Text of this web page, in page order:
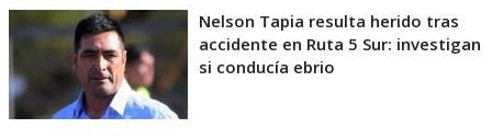
Nelson Tapia resulta herido tras
accidente en Ruta 5 Sur: investigan
si conducía ebrio